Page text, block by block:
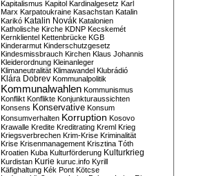
Kapitalismus Kapitol Kardinalgesetz Karl
Marx Karpatoukraine Kasachstan Katalin
Karikó Katalin Novák Katalonien
Katholische Kirche KDNP Kecskemét
Kernklientel Kettenbrücke KGB
Kinderarmut Kinderschutzgesetz
Kindesmissbrauch Kirchen Klaus Johannis
Kleiderordnung Kleinanleger
Klimaneutralität Klimawandel Klubrádió
Klára Dobrev Kommunalpolitik
Kommunalwahlen Kommunismus
Konflikt Konflikte Konjunkturaussichten
Konsens Konservative Konsum
Konsumverhalten Korruption Kosovo
Krawalle Kredite Kreditrating Kreml Krieg
Kriegsverbrechen Krim-Krise Kriminalität
Krise Krisenmanagement Krisztina Tóth
Kroatien Kuba Kulturförderung Kulturkrieg
Kurdistan Kurie kuruc.info Kyrill
Käfighaltung Kék Pont Kötcse